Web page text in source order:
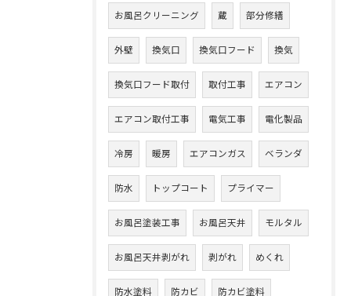
お風呂クリーニング 蔵 部分修繕
外壁 換気口 換気口フード 換気
換気口フード取付 取付工事 エアコン
エアコン取付工事 電気工事 電化製品
冷房 暖房 エアコンガス ベランダ
防水 トップコート プライマー
お風呂塗装工事 お風呂天井 モルタル
お風呂天井剥がれ 剥がれ めくれ
防水塗料 防カビ 防カビ塗料